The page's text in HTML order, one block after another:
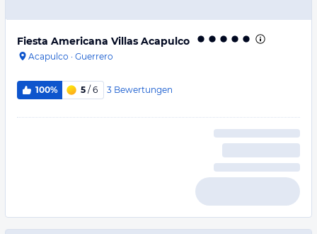
Fiesta Americana Villas Acapulco
Acapulco · Guerrero
100% 5 / 6 3 Bewertungen